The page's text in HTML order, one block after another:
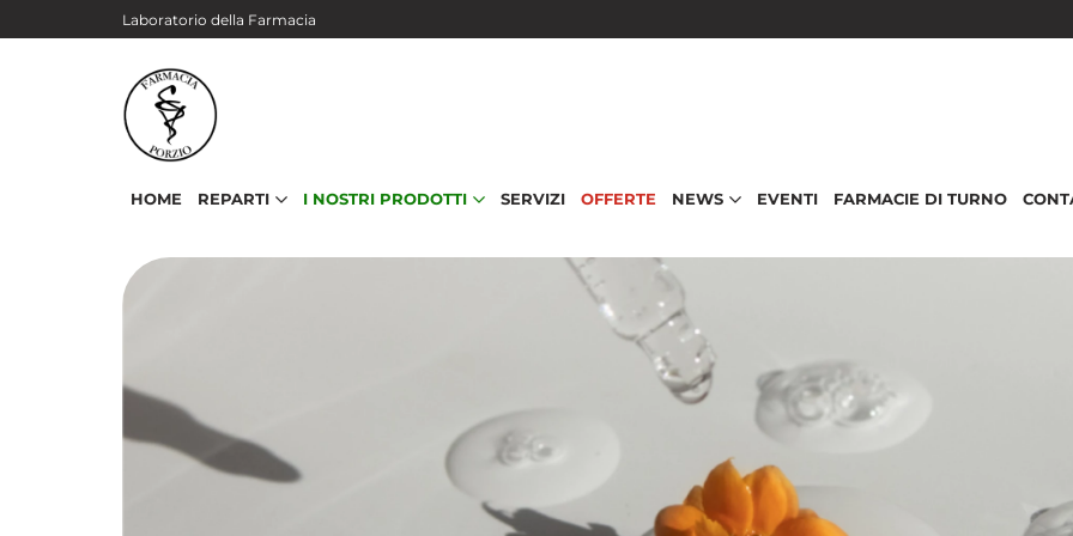
Salta al contenuto principale
Laboratorio della Farmacia
HOME REPARTI I NOSTRI PRODOTTI SERVIZI OFFERTE NEWS EVENTI FARMACIE DI TURNO